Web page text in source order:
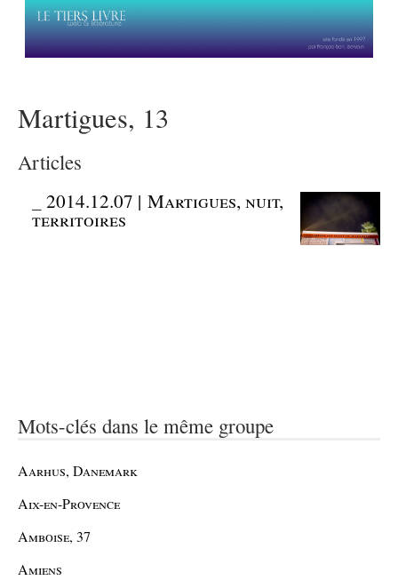
Martigues, 13
Articles
_2014.12.07 | Martigues, nuit,
territoires
Mots-clés dans le même groupe
Aarhus, Danemark
Aix-en-Provence
Amboise, 37
Amiens